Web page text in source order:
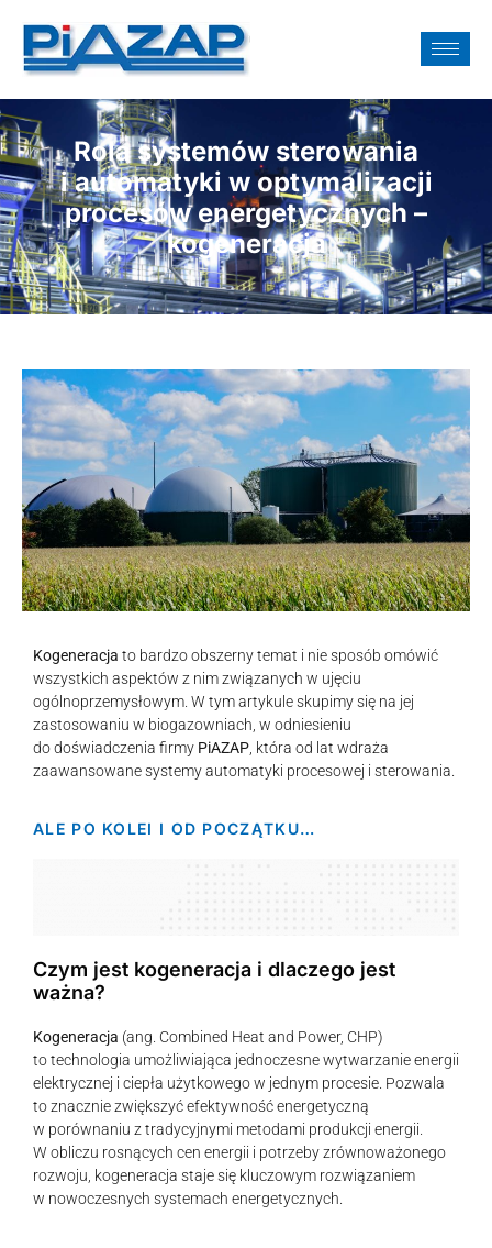
Rola systemów sterowania
i automatyki w optymalizacji
procesów energetycznych –
kogeneracja
Kogeneracja to bardzo obszerny temat i nie sposób omówić
wszystkich aspektów z nim związanych w ujęciu
ogólnoprzemysłowym. W tym artykule skupimy się na jej
zastosowaniu w biogazowniach, w odniesieniu
do doświadczenia firmy PiAZAP, która od lat wdraża
zaawansowane systemy automatyki procesowej i sterowania.
ALE PO KOLEI I OD POCZĄTKU…
Czym jest kogeneracja i dlaczego jest
ważna?
Kogeneracja (ang. Combined Heat and Power, CHP)
to technologia umożliwiająca jednoczesne wytwarzanie energii
elektrycznej i ciepła użytkowego w jednym procesie. Pozwala
to znacznie zwiększyć efektywność energetyczną
w porównaniu z tradycyjnymi metodami produkcji energii.
W obliczu rosnących cen energii i potrzeby zrównoważonego
rozwoju, kogeneracja staje się kluczowym rozwiązaniem
w nowoczesnych systemach energetycznych.